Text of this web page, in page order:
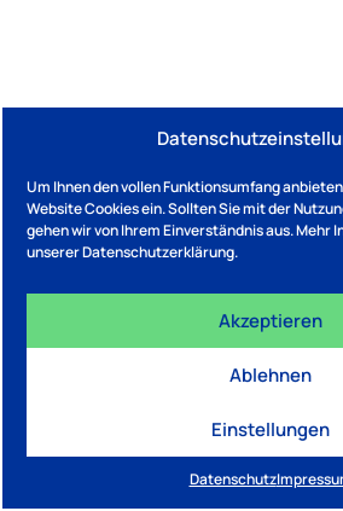
Um Ihnen den vollen Funktionsumfang
Website Cookies ein. Sollten Sie mit der
gehen wir von Ihrem Einverständnis aus. Mehr
unserer Datenschutzerklärung.
Akzeptieren
Ablehnen
Einstellungen
Datenschutz